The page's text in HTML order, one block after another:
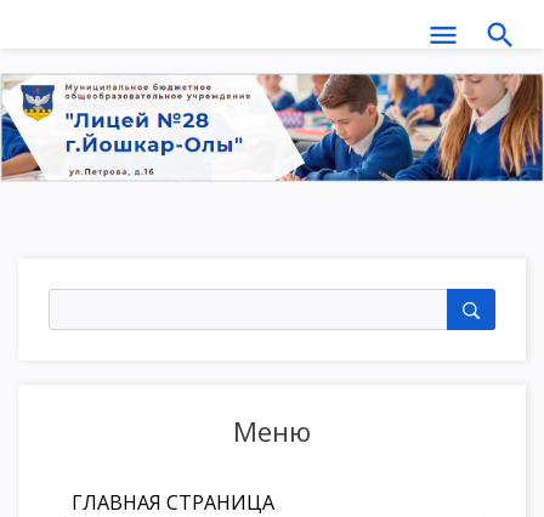
Меню
ГЛАВНАЯ СТРАНИЦА